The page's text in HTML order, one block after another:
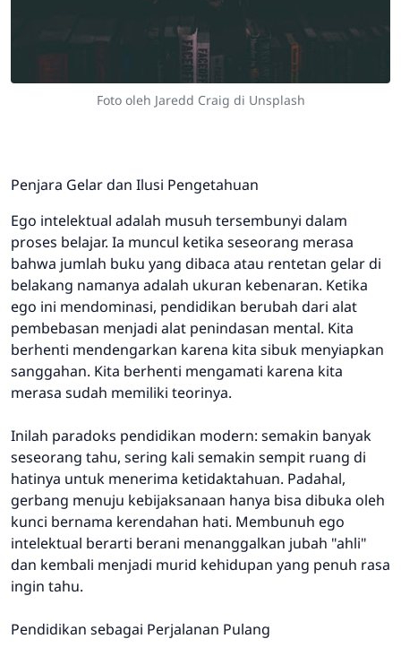
Foto oleh Jaredd Craig di Unsplash
Penjara Gelar dan Ilusi Pengetahuan
Ego intelektual adalah musuh tersembunyi dalam
proses belajar. Ia muncul ketika seseorang merasa
bahwa jumlah buku yang dibaca atau rentetan gelar di
belakang namanya adalah ukuran kebenaran. Ketika
ego ini mendominasi, pendidikan berubah dari alat
pembebasan menjadi alat penindasan mental. Kita
berhenti mendengarkan karena kita sibuk menyiapkan
sanggahan. Kita berhenti mengamati karena kita
merasa sudah memiliki teorinya.
Inilah paradoks pendidikan modern: semakin banyak
seseorang tahu, sering kali semakin sempit ruang di
hatinya untuk menerima ketidaktahuan. Padahal,
gerbang menuju kebijaksanaan hanya bisa dibuka oleh
kunci bernama kerendahan hati. Membunuh ego
intelektual berarti berani menanggalkan jubah "ahli"
dan kembali menjadi murid kehidupan yang penuh rasa
ingin tahu.
Pendidikan sebagai Perjalanan Pulang